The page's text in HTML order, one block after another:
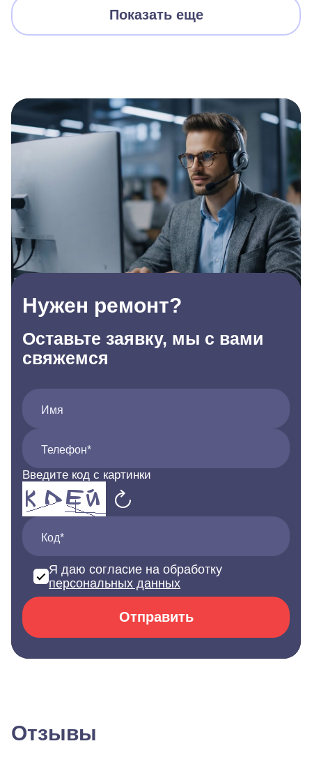
Показать еще
Нужен ремонт?
Оставьте заявку, мы с вами
свяжемся
Имя
Телефон*
Введите код с картинки
Код*
Я даю согласие на обработку
персональных данных
Отправить
Отзывы